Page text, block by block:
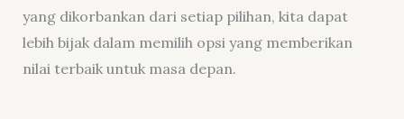
yang dikorbankan dari setiap pilihan, kita dapat
lebih bijak dalam memilih opsi yang memberikan
nilai terbaik untuk masa depan.